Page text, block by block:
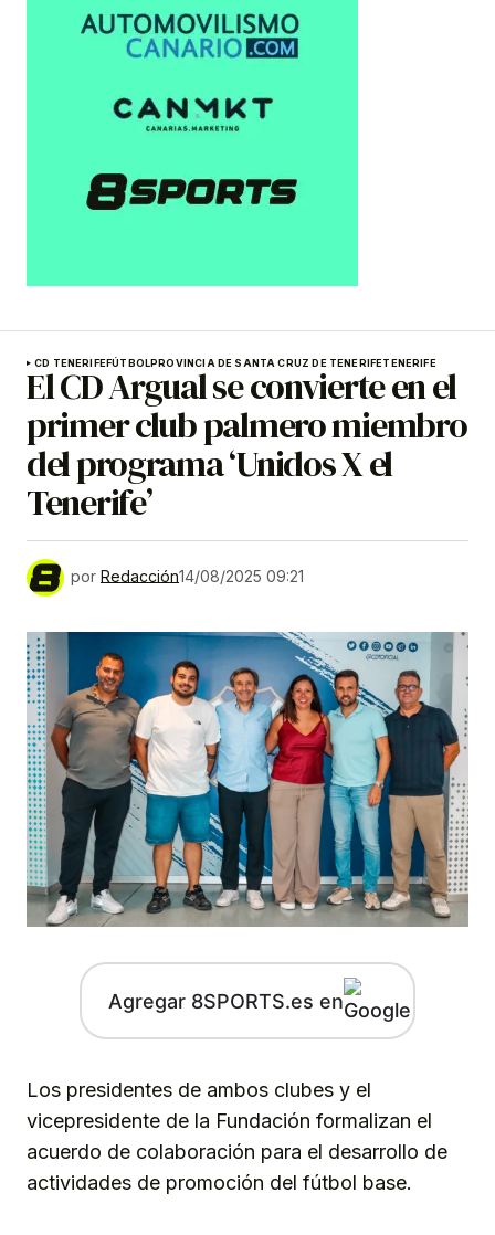
CD TENERIFEFÚTBOLPROVINCIA DE SANTA CRUZ DE TENERIFETENERIFE
El CD Argual se convierte en el
primer club palmero miembro
del programa ‘Unidos X el
Tenerife’
por Redacción14/08/2025 09:21
Agregar 8SPORTS.es en
Los presidentes de ambos clubes y el
vicepresidente de la Fundación formalizan el
acuerdo de colaboración para el desarrollo de
actividades de promoción del fútbol base.